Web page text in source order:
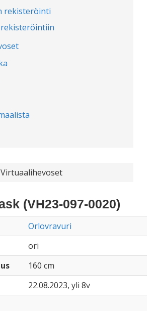
rekisteröinti
Virtuaalihevoset
(VH23-097-0020)
Orlovravuri
ori
160 cm
22.08.2023, yli 8v